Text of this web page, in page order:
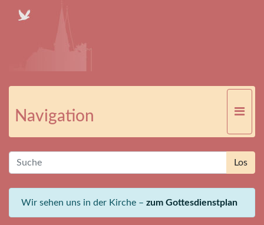
Navigation
Wir sehen uns in der Kirche – zum Gottesdienstplan